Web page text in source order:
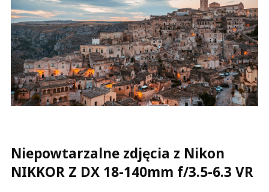
Niepowtarzalne zdjęcia z Nikon
NIKKOR Z DX 18-140mm f/3.5-6.3 VR